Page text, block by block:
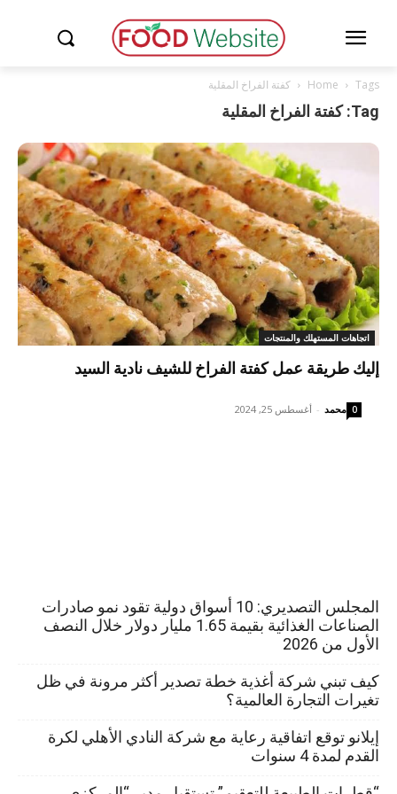
Home Tags كفتة الفراخ المقلية
Tag: كفتة الفراخ المقلية
اتجاهات المستهلك والمنتجات
إليك طريقة عمل كفتة الفراخ للشيف نادية السيد
محمد - أغسطس 25, 2024 0
المجلس التصديري: 10 أسواق دولية تقود نمو صادرات
الصناعات الغذائية بقيمة 1.65 مليار دولار خلال النصف
الأول من 2026
كيف تبني شركة أغذية خطة تصدير أكثر مرونة في ظل
تغيرات التجارة العالمية؟
إيلانو توقع اتفاقية رعاية مع شركة النادي الأهلي لكرة
القدم لمدة 4 سنوات